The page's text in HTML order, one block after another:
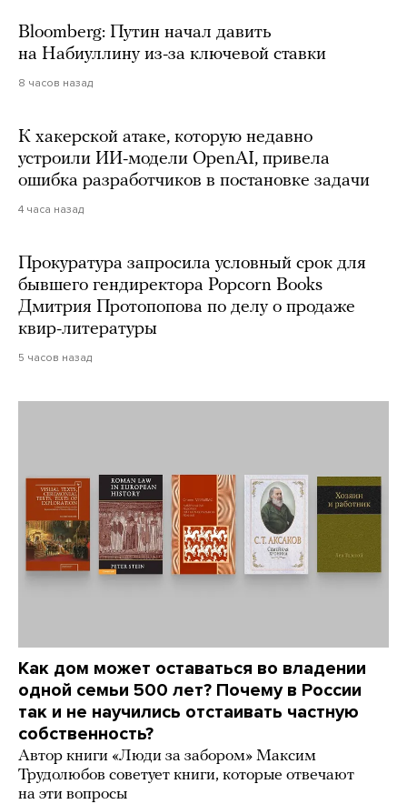
Bloomberg: Путин начал давить
на Набиуллину из-за ключевой ставки
8 часов назад
К хакерской атаке, которую недавно
устроили ИИ-модели OpenAI, привела
ошибка разработчиков в постановке задачи
4 часа назад
Прокуратура запросила условный срок для
бывшего гендиректора Popcorn Books
Дмитрия Протопопова по делу о продаже
квир-литературы
5 часов назад
Как дом может оставаться во владении
одной семьи 500 лет? Почему в России
так и не научились отстаивать частную
собственность?
Автор книги «Люди за забором» Максим
Трудолюбов советует книги, которые отвечают
на эти вопросы